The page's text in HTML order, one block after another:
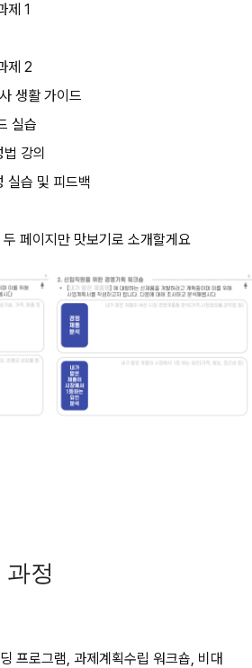
제 1
제 2
생활 가이드
실습
강의
실습 및 피드백
페이지만 맛보기로 소개할게요
과정
프로그램, 과제계획수립 워크숍, 비대